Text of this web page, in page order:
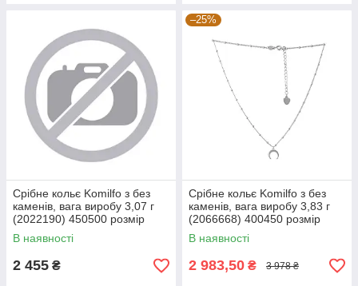
Срібне кольє Komilfo з без
каменів, вага виробу 3,07 г
(2022190) 450500 розмір
В наявності
2 455 ₴
–25%
Срібне кольє Komilfo з без
каменів, вага виробу 3,83 г
(2066668) 400450 розмір
В наявності
2 983,50 ₴ 3 978 ₴